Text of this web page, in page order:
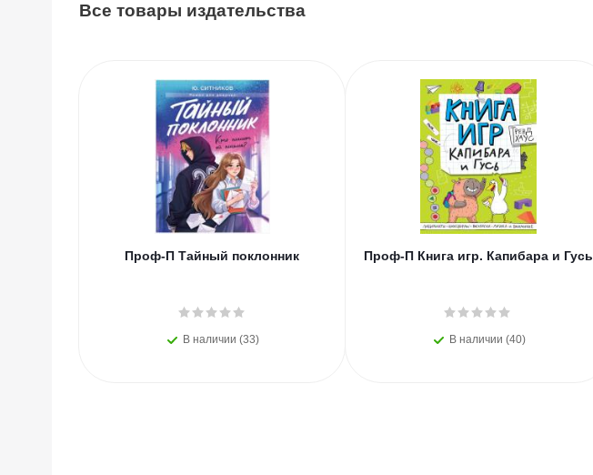
Все товары издательства
Проф-П Тайный поклонник
В наличии (33)
Проф-П Книга игр. Капибара и Гусь
В наличии (40)